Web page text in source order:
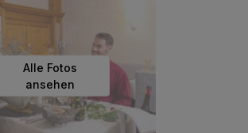
Alle Fotos
ansehen